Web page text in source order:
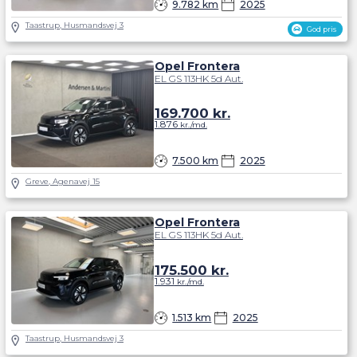
God pris
9.782 km 2025
Taastrup, Husmandsvej 3
Opel Frontera
EL GS 113HK 5d Aut.
7.500 km 2025
169.700 kr.
1.876kr./md.
Greve, Agenavej 15
Opel Frontera
EL GS 113HK 5d Aut.
1.513 km 2025
175.500 kr.
1.931 kr./md.
Taastrup, Husmandsvej 3